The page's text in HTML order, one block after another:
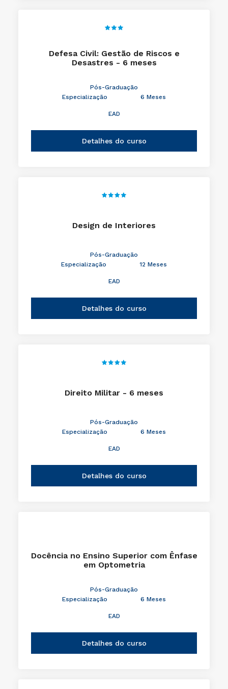
Defesa Civil: Gestão de Riscos e
Desastres - 6 meses
Pós-Graduação
Especialização
6 Meses
EAD
Detalhes do curso
Design de Interiores
Pós-Graduação
Especialização
12 Meses
EAD
Detalhes do curso
Direito Militar - 6 meses
Pós-Graduação
Especialização
6 Meses
EAD
Detalhes do curso
Docência no Ensino Superior com Ênfase
em Optometria
Pós-Graduação
Especialização
6 Meses
EAD
Detalhes do curso